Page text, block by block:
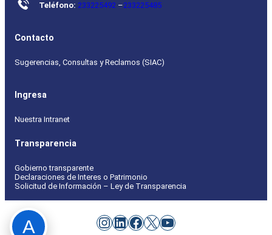
Teléfono: 233225492 –233225485
Contacto
Sugerencias, Consultas y Reclamos (SIAC)
Ingresa
Nuestra Intranet
Transparencia
Gobierno transparente
Declaraciones de Interes o Patrimonio
Solicitud de Información – Ley de Transparencia
Instagram
LinkedIn
Facebook
X YouTube
A